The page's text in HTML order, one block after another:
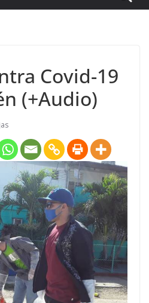
Covid-19
(+Audio)